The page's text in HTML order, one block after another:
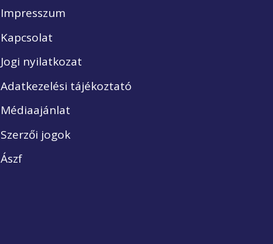
Impresszum
Kapcsolat
Jogi nyilatkozat
Adatkezelési tájékoztató
Médiaajánlat
Szerzői jogok
Ászf